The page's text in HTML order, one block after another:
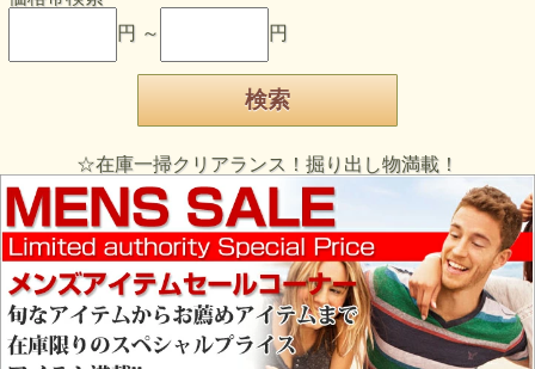
円 ～
円
☆在庫一掃クリアランス！掘り出し物満載！